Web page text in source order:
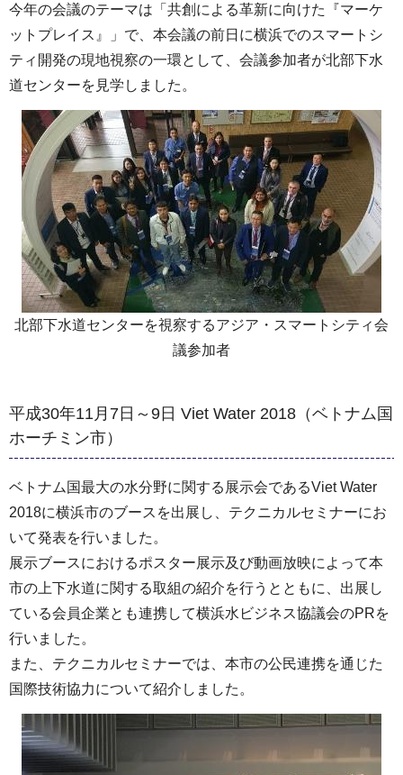
今年の会議のテーマは「共創による革新に向けた『マーケ
ットプレイス』」で、本会議の前日に横浜でのスマートシ
ティ開発の現地視察の一環として、会議参加者が北部下水
道センターを見学しました。
北部下水道センターを視察するアジア・スマートシティ会
議参加者
平成30年11月7日～9日 Viet Water 2018（ベトナム国
ホーチミン市）
ベトナム国最大の水分野に関する展示会であるViet Water
2018に横浜市のブースを出展し、テクニカルセミナーにお
いて発表を行いました。
展示ブースにおけるポスター展示及び動画放映によって本
市の上下水道に関する取組の紹介を行うとともに、出展し
ている会員企業とも連携して横浜水ビジネス協議会のPRを
行いました。
また、テクニカルセミナーでは、本市の公民連携を通じた
国際技術協力について紹介しました。